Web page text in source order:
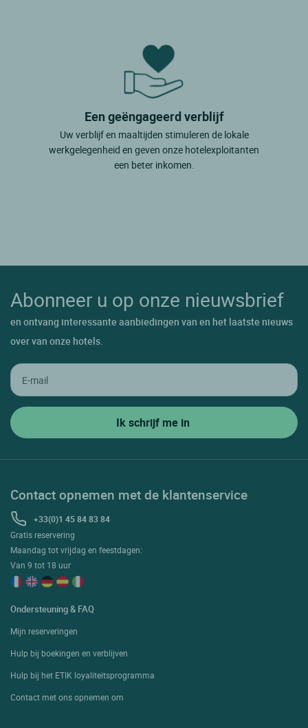
Een geëngageerd verblijf
Uw verblijf en maaltijden stimuleren de lokale
werkgelegenheid en geven onze hotelexploitanten
een beter inkomen.
Abonneer u op onze nieuwsbrief
en ontvang interessante aanbiedingen van en het laatste nieuws
over van onze hotels.
Contact opnemen met de klantenservice
+33(0)1 45 84 83 84
Gratis reservering
Maandag tot vrijdag en feestdagen:
Van 9 tot 18 uur
Ondersteuning & FAQ
Mijn reserveringen
Hulp bij boekingen en verblijven
Hulp bij het ETIK loyaliteitsprogramma
Contact met ons opnemen om